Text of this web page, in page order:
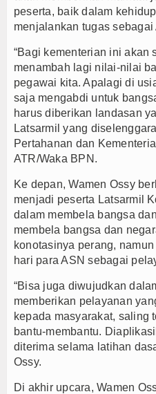
peserta, baik dalam
menjalankan tugas sebagai
“Bagi kementerian ini akan
menambah lagi nilai-nilai
pegawai kita. Apalagi di
saja mengabdi untuk
harus diberikan landasan
Latsarmil yang
Pertahanan dan
ATR/Waka BPN.
Ke depan, Wamen Ossy
menjadi peserta Latsarmil
dalam membela bangsa
membela bangsa dan
konotasinya perang,
hari para ASN sebagai
“Bisa juga diwujudkan
memberikan pelayanan
kepada masyarakat, saling
bantu-membantu.
diterima selama latihan
Ossy.
Di akhir upcara, Wamen